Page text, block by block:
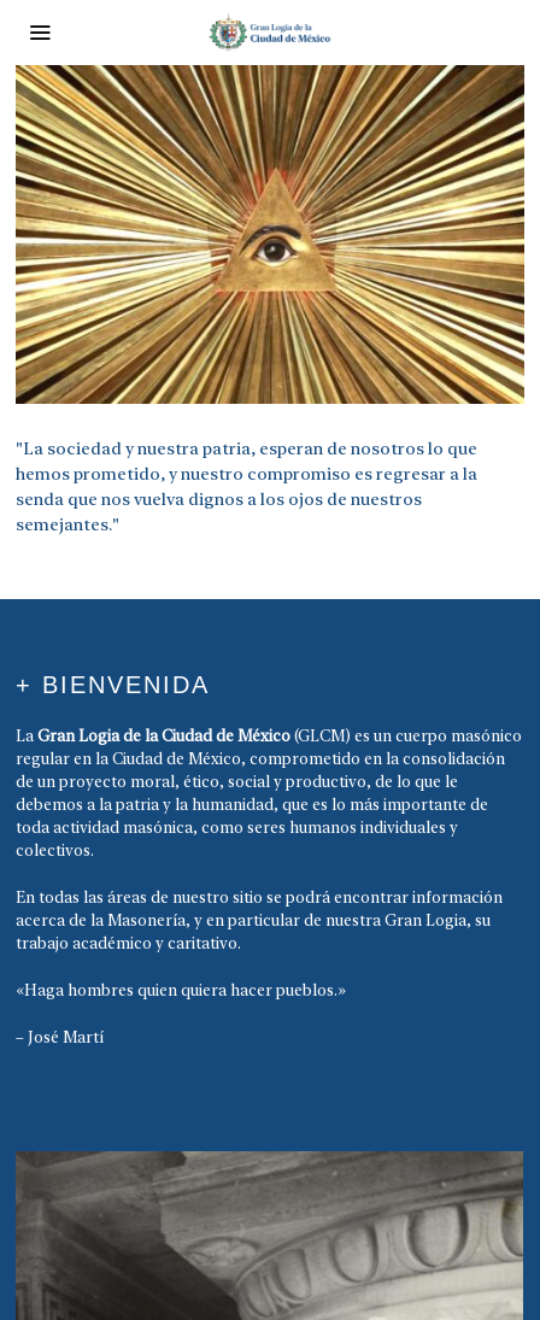
"La sociedad y nuestra patria, esperan de nosotros lo que
hemos prometido, y nuestro compromiso es regresar a la
senda que nos vuelva dignos a los ojos de nuestros
semejantes."
+ BIENVENIDA
LaGran Logia de la Ciudad de México (GLCM) es un cuerpo masónico
regular en la Ciudad de México, comprometido en la consolidación
de un proyecto moral, ético, social y productivo, de lo que le
debemos a la patria y la humanidad, que es lo más importante de
toda actividad masónica, como seres humanos individuales y
colectivos.
En todas las áreas de nuestro sitio se podrá encontrar información
acerca de la Masonería, y en particular de nuestra Gran Logia, su
trabajo académico y caritativo.
«Haga hombres quien quiera hacer pueblos.»
– José Martí